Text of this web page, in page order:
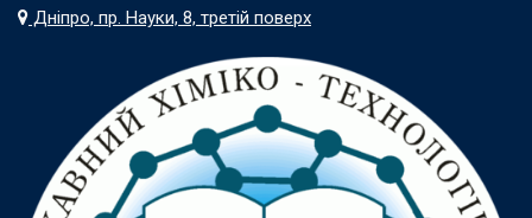
Дніпро, пр. Науки, 8, третій поверх